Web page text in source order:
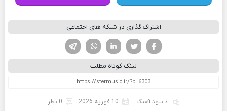
اشتراک گذاری در شبکه های اجتماعی
لینکدین تویتر
فیسوک
لینک کوتاه مطلب
دانلود آهنگ 10 فوریه 2026 0 نظر